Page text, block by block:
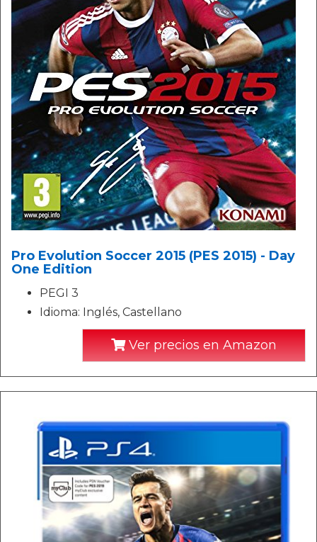
Pro Evolution Soccer 2015 (PES 2015) - Day
One Edition
PEGI 3
Idioma: Inglés, Castellano
Ver precios en Amazon